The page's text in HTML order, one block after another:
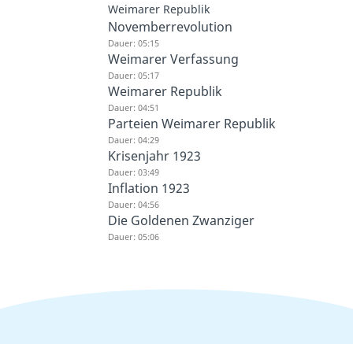
Weimarer Republik
Novemberrevolution
Dauer: 05:15
Weimarer Verfassung
Dauer: 05:17
Weimarer Republik
Dauer: 04:51
Parteien Weimarer Republik
Dauer: 04:29
Krisenjahr 1923
Dauer: 03:49
Inflation 1923
Dauer: 04:56
Die Goldenen Zwanziger
Dauer: 05:06